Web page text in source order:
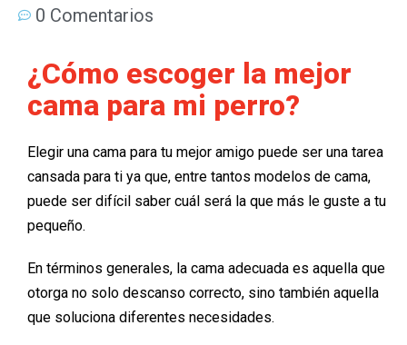
0 Comentarios
¿Cómo escoger la mejor
cama para mi perro?
Elegir una cama para tu mejor amigo puede ser una tarea
cansada para ti ya que, entre tantos modelos de cama,
puede ser difícil saber cuál será la que más le guste a tu
pequeño.
En términos generales, la cama adecuada es aquella que
otorga no solo descanso correcto, sino también aquella
que soluciona diferentes necesidades.